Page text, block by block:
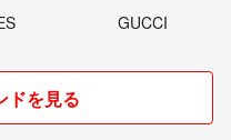
GUCCI
ドを見る